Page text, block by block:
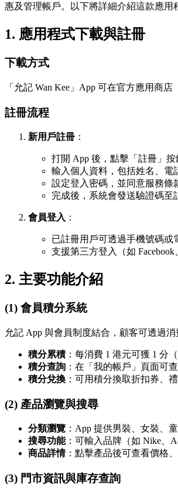
惠及管理帳戶。以下將詳細介紹這款應用
1. 應用程式下載與註冊
下載方式
「允記 Wan Kee」App 可在官方應用商店
註冊流程
新用戶註冊 ：
打開 App 後，點擊「註冊」按
輸入個人資料，包括姓名、電
設定登入密碼，並同意服務條
完成後，系統會發送驗證碼至
會員登入 ：
已註冊用戶可透過手機號碼或
支援第三方登入（如 Facebook
2. 主要功能介紹
(1) 會員積分系統
允記 App 與會員制度結合，顧客可透過
積分累積：每消費 1 港元可獲 1 分
積分查詢 ：在「我的帳戶」頁面可
積分兌換 ：可用積分換取折扣券、
(2) 產品瀏覽與搜尋
分類瀏覽 ：App 提供男裝、女裝、
搜尋功能：可輸入品牌（如 Nike、
商品詳情：點擊產品後可查看價格
(3) 門市資訊與庫存查詢